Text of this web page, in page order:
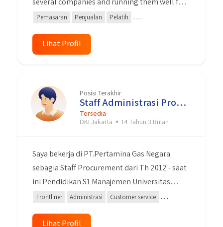
11 years. I hope my experience will be taken
assessment.
Pemasaran Penjualan
Pelatih
Teknologi Informasi
Pemecahan Masalah
Lihat Profil
Posisi Terakhir
Staff Administrasi Procurement
Tersedia
DKI Jakarta
14 Tahun 3 Bulan
Saya bekerja di PT.Pertamina Gas Negara
sebagia Staff Procurement dari Th 2012 - saat
ini Pendidikan S1 Manajemen Universitas
Gunadarma Jujur Displin Dapat bekerja secara
Komputer Office,word dan Excel dan Mengetik
Frontliner Administrasi
Customer service
Pengadaan Data
Lihat Profil